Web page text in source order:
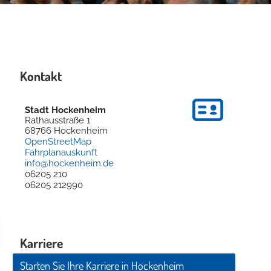
Kontakt
Stadt Hockenheim
Rathausstraße 1
68766 Hockenheim
OpenStreetMap
Fahrplanauskunft
info@hockenheim.de
06205 210
06205 212990
Karriere
Starten Sie Ihre Karriere in Hockenheim